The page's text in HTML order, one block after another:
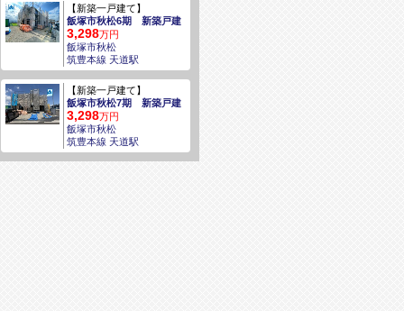
【新築一戸建て】
飯塚市秋松6期 新築戸建
3,298万円
飯塚市秋松
筑豊本線 天道駅
【新築一戸建て】
飯塚市秋松7期 新築戸建
3,298万円
飯塚市秋松
筑豊本線 天道駅